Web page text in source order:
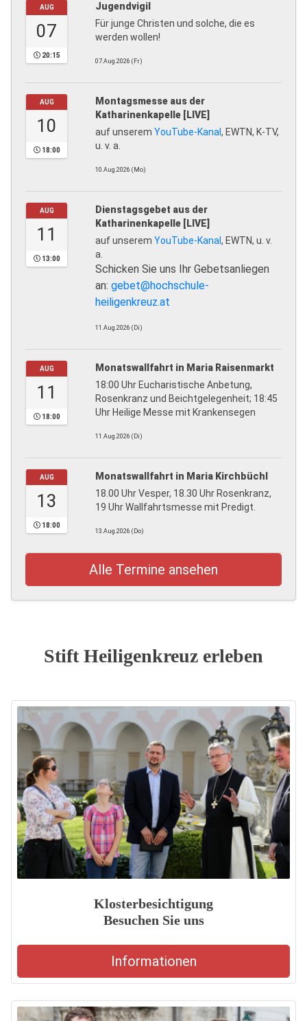
AUG
07
20:15
Jugendvigil
Für junge Christen und solche, die es
werden wollen!
07.Aug.2026 (Fr)
AUG
10
18:00
Montagsmesse aus der
Katharinenkapelle [LIVE]
auf unserem YouTube-Kanal, EWTN, K-TV,
u. v. a.
10.Aug.2026 (Mo)
AUG
11
13:00
Dienstagsgebet aus der
Katharinenkapelle [LIVE]
auf unserem YouTube-Kanal, EWTN, u. v.
a.
Schicken Sie uns Ihr Gebetsanliegen
an: gebet@hochschule-
heiligenkreuz.at
11.Aug.2026 (Di)
AUG
11
18:00
Monatswallfahrt in Maria Raisenmarkt
18:00 Uhr Eucharistische Anbetung,
Rosenkranz und Beichtgelegenheit; 18:45
Uhr Heilige Messe mit Krankensegen
11.Aug.2026 (Di)
AUG
13
18:00
Monatswallfahrt in Maria Kirchbüchl
18.00 Uhr Vesper, 18.30 Uhr Rosenkranz,
19 Uhr Wallfahrtsmesse mit Predigt.
13.Aug.2026 (Do)
Alle Termine ansehen
Stift Heiligenkreuz erleben
Klosterbesichtigung
Besuchen Sie uns
Informationen